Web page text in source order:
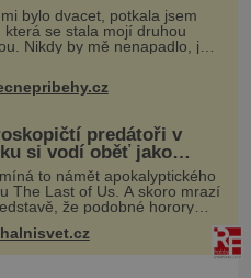
bylo dvacet, potkala jsem
která se stala mojí druhou
Nikdy by mě nenapadlo, jak
pevné přátelství rozplynout.
Na první pohled
predátoři v
si vodí oběť jako
to námět apokalyptického
The Last of Us. A skoro mrazí
že podobné horory
v přírodě běžně – s tím
že nejde pouze o infekce
houbou a že